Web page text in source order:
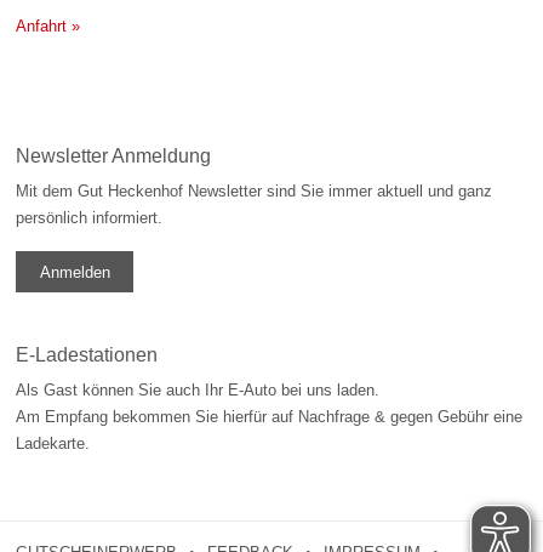
Anfahrt »
Newsletter Anmeldung
Mit dem Gut Heckenhof Newsletter sind Sie immer aktuell und ganz
persönlich informiert.
Anmelden
E-Ladestationen
Als Gast können Sie auch Ihr E-Auto bei uns laden.
Am Empfang bekommen Sie hierfür auf Nachfrage & gegen Gebühr eine
Ladekarte.